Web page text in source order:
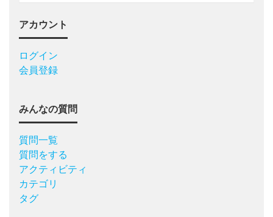
アカウント
ログイン
会員登録
みんなの質問
質問一覧
質問をする
アクティビティ
カテゴリ
タグ